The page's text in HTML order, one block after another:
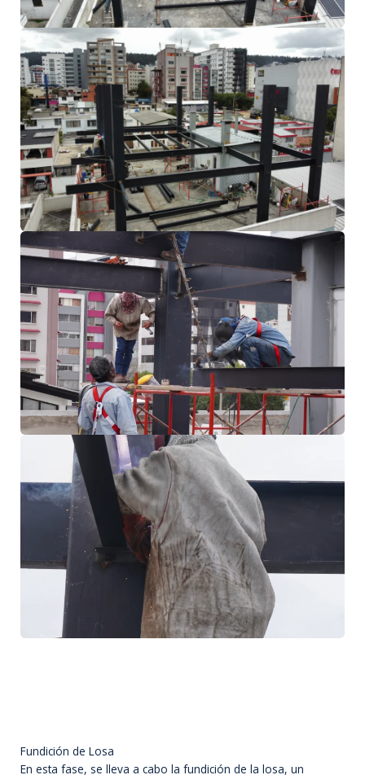
Fundición de Losa
En esta fase, se lleva a cabo la fundición de la losa, un